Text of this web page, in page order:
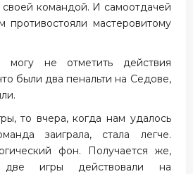
командой. И самоотдачей
мастеровитому
не отметить действия
были два пенальти на Седове,
то вчера, когда нам удалось
заиграла, стала легче.
фон. Получается же,
игры действовали на